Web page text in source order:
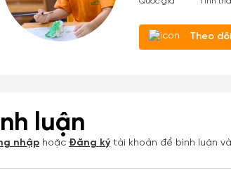
Theo dõi
luận
nhập hoặc Đăng ký tài khoản để bình luận